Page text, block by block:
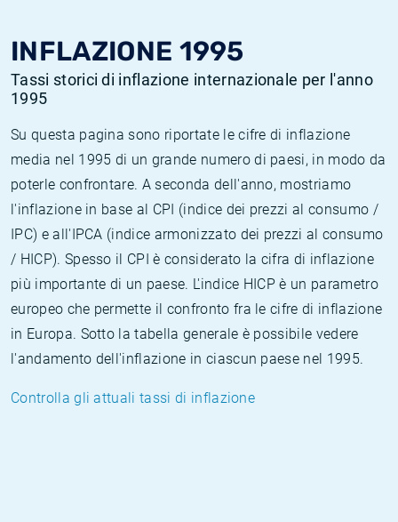
INFLAZIONE 1995
Tassi storici di inflazione internazionale per l'anno
1995
Su questa pagina sono riportate le cifre di inflazione
media nel 1995 di un grande numero di paesi, in modo da
poterle confrontare. A seconda dell'anno, mostriamo
l'inflazione in base al CPI (indice dei prezzi al consumo /
IPC) e all'IPCA (indice armonizzato dei prezzi al consumo
/ HICP). Spesso il CPI è considerato la cifra di inflazione
più importante di un paese. L'indice HICP è un parametro
europeo che permette il confronto fra le cifre di inflazione
in Europa. Sotto la tabella generale è possibile vedere
l'andamento dell'inflazione in ciascun paese nel 1995.
Controlla gli attuali tassi di inflazione